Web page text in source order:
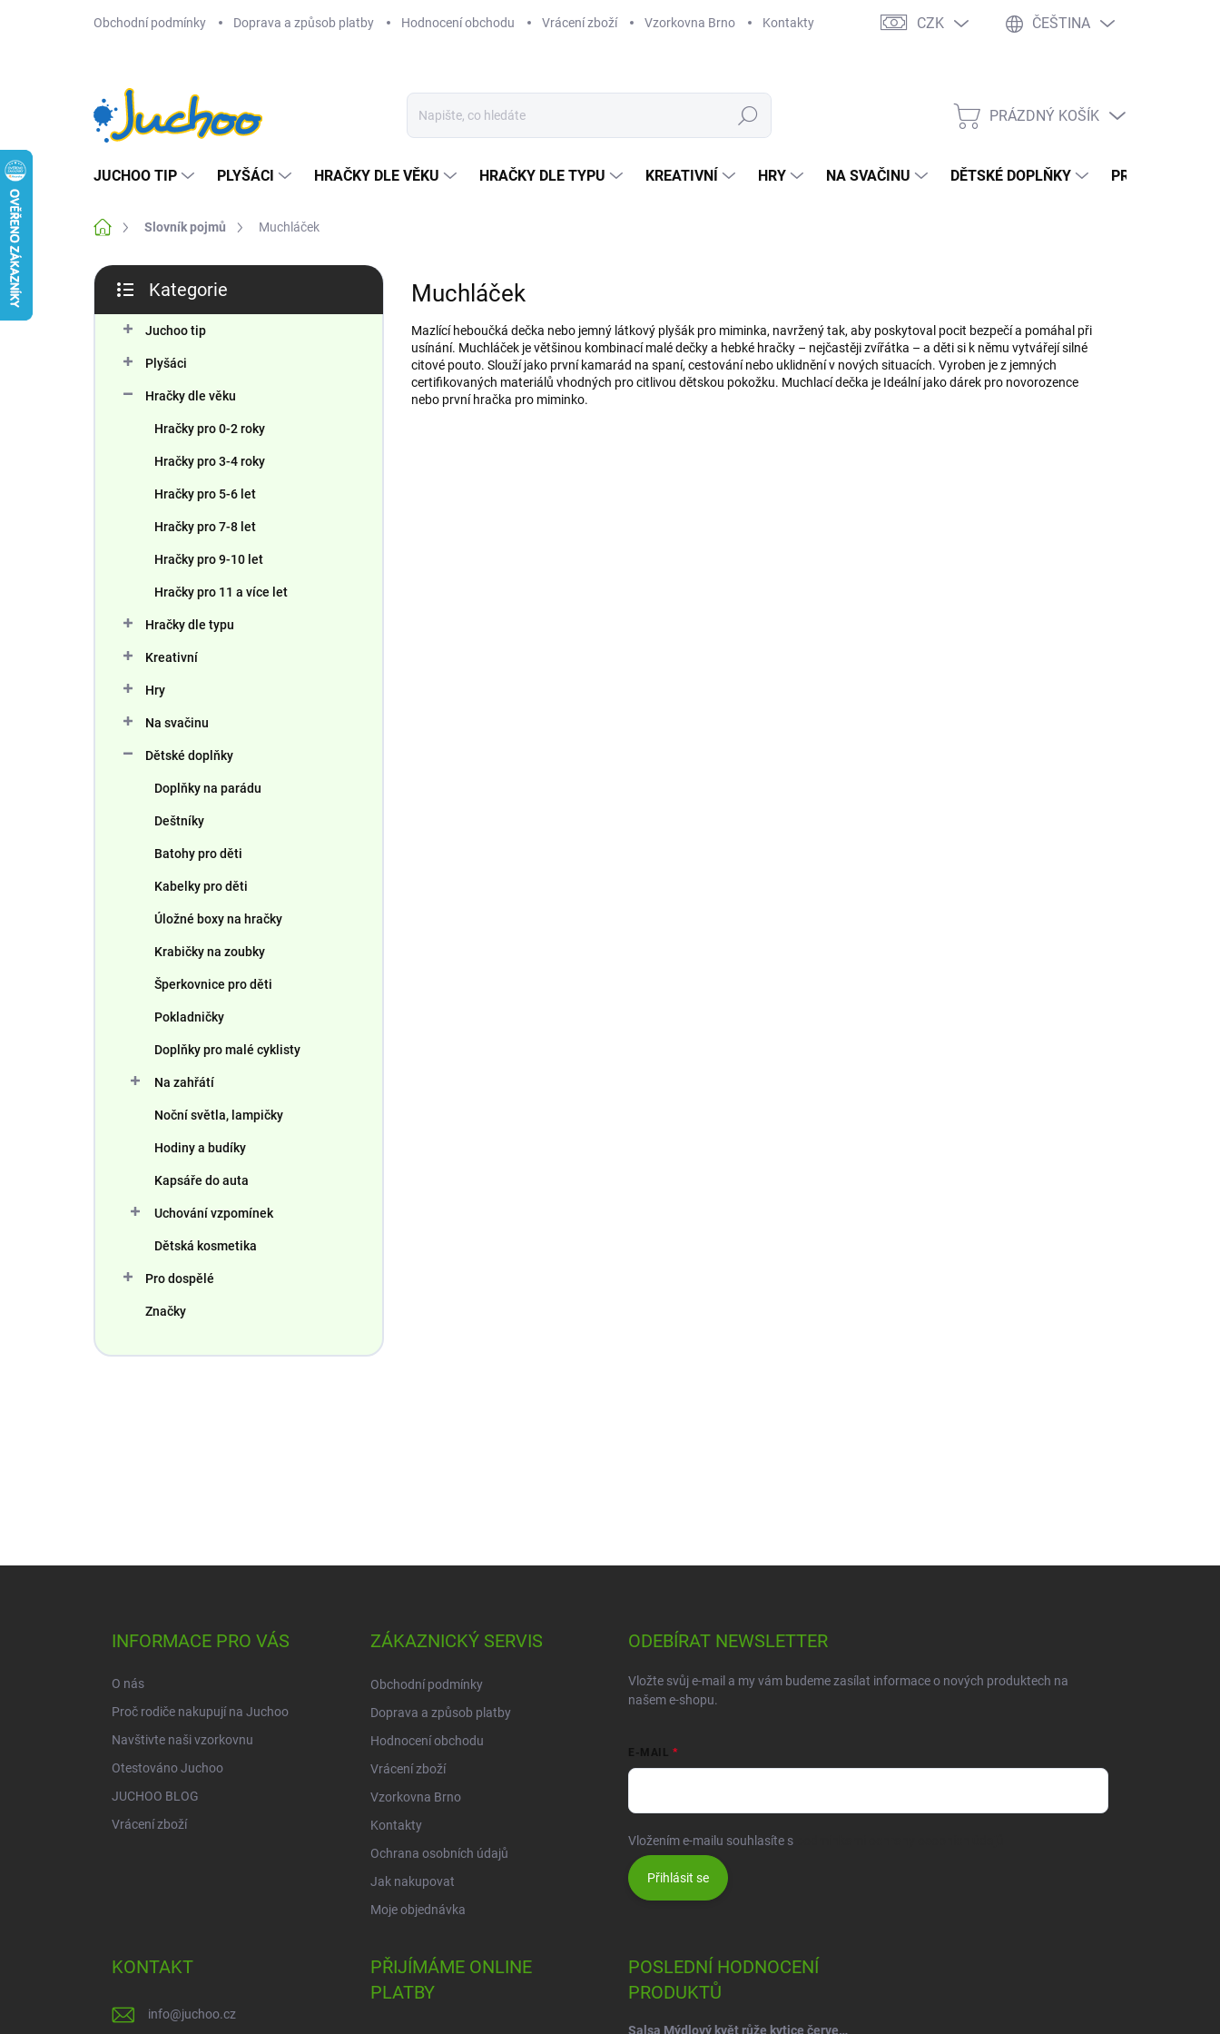
Obchodní podmínky Doprava a způsob platby Hodnocení obchodu Vrácení zboží Vzorkovna Brno Kontakty Ochrana osobních údajů Jak nakupovat
CZK ČEŠTINA
Hledat
NÁKUPNÍ
PRÁZDNÝ KOŠÍK
JUCHOO TIP PLYŠÁCI HRAČKY DLE VĚKU HRAČKY DLE TYPU KREATIVNÍ HRY NA SVAČINU DĚTSKÉ DOPLŇKY PRO DOSPĚLÉ
Domů Slovník pojmů Muchláček
P
s
kategorie
Kategorie
Juchoo tip
Plyšáci
Hračky dle věku
Hračky pro 0-2 roky
Hračky pro 3-4 roky
Hračky pro 5-6 let
Hračky pro 7-8 let
Hračky pro 9-10 let
Hračky pro 11 a více let
Hračky dle typu
Kreativní
Hry
Na svačinu
Dětské doplňky
Doplňky na parádu
Deštníky
Batohy pro děti
Kabelky pro děti
Úložné boxy na hračky
Krabičky na zoubky
Šperkovnice pro děti
Pokladničky
Doplňky pro malé cyklisty
Na zahřátí
Noční světla, lampičky
Hodiny a budíky
Kapsáře do auta
Uchování vzpomínek
Dětská kosmetika
Pro dospělé
Značky
Muchláček
Mazlící heboučká dečka nebo jemný látkový plyšák pro miminka, navržený tak, aby poskytoval pocit bezpečí a pomáhal při
usínání. Muchláček je většinou kombinací malé dečky a hebké hračky – nejčastěji zvířátka – a děti si k němu vytvářejí silné
citové pouto. Slouží jako první kamarád na spaní, cestování nebo uklidnění v nových situacích. Vyroben je z jemných
certifikovaných materiálů vhodných pro citlivou dětskou pokožku. Muchlací dečka je Ideální jako dárek pro novorozence
nebo první hračka pro miminko.
INFORMACE PRO VÁS
O nás
Proč rodiče nakupují na Juchoo
Navštivte naši vzorkovnu
Otestováno Juchoo
JUCHOO BLOG
Vrácení zboží
ZÁKAZNICKÝ SERVIS
Obchodní podmínky
Doprava a způsob platby
Hodnocení obchodu
Vrácení zboží
Vzorkovna Brno
Kontakty
Ochrana osobních údajů
Jak nakupovat
Moje objednávka
ODEBÍRAT NEWSLETTER
Vložte svůj e-mail a my vám budeme zasílat informace o nových produktech na
našem e-shopu.
E-MAIL
Vložením e-mailu souhlasíte s
Přihlásit se
KONTAKT
info@juchoo.cz
PŘIJÍMÁME ONLINE
PLATBY
POSLEDNÍ HODNOCENÍ
PRODUKTŮ
Salsa Mýdlový květ růže kytice červená-vínová